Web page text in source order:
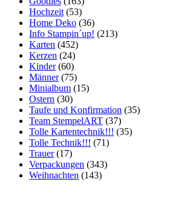
Hochzeit (53)
Home Deko (36)
Info Stampin´up! (213)
Karten (452)
Kerzen (24)
Kinder(60)
Männer(75)
Minialbum (15)
Ostern (30)
Taufe und Konfirmation (35)
Team StempelART (37)
Tolle Kartentechnik!!! (35)
Tolle Technik!!! (71)
Trauer(17)
Verpackungen (343)
Weihnachten (143)